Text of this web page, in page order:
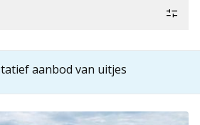
aanbod van uitjes